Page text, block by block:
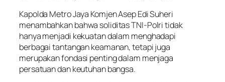
Kapolda Metro Jaya Komjen Asep Edi Suheri
menambahkan bahwa soliditas TNI-Polri tidak
hanya menjadi kekuatan dalam menghadapi
berbagai tantangan keamanan, tetapi juga
merupakan fondasi penting dalam menjaga
persatuan dan keutuhan bangsa.